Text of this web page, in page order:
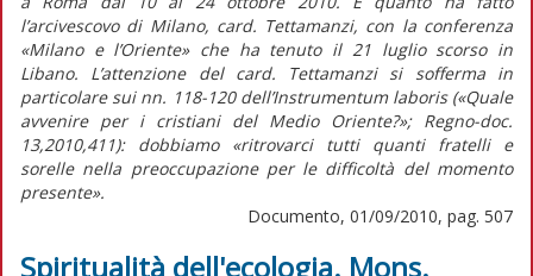
l’arcivescovo di Milano, card. Tettamanzi, con la conferenza
«Milano e l’Oriente» che ha tenuto il 21 luglio scorso in
Libano. L’attenzione del card. Tettamanzi si sofferma in
particolare sui nn. 118-120 dell’Instrumentum laboris («Quale
avvenire per i cristiani del Medio Oriente?»; Regno-doc.
13,2010,411): dobbiamo «ritrovarci tutti quanti fratelli e
sorelle nella preoccupazione per le difficoltà del momento
presente».
Documento, 01/09/2010, pag. 507
Spiritualità dell'ecologia. Mons.